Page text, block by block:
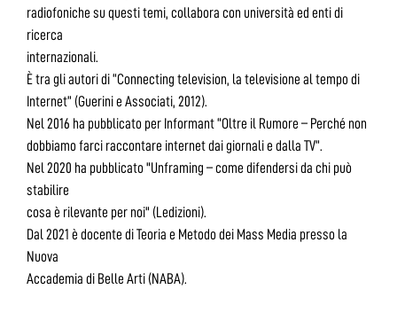
radiofoniche su questi temi, collabora con università ed enti di
ricerca
internazionali.
È tra gli autori di “Connecting television, la televisione al tempo di
Internet” (Guerini e Associati, 2012).
Nel 2016 ha pubblicato per Informant “Oltre il Rumore – Perché non
dobbiamo farci raccontare internet dai giornali e dalla TV”.
Nel 2020 ha pubblicato "Unframing – come difendersi da chi può
stabilire
cosa è rilevante per noi" (Ledizioni).
Dal 2021 è docente di Teoria e Metodo dei Mass Media presso la
Nuova
Accademia di Belle Arti (NABA).